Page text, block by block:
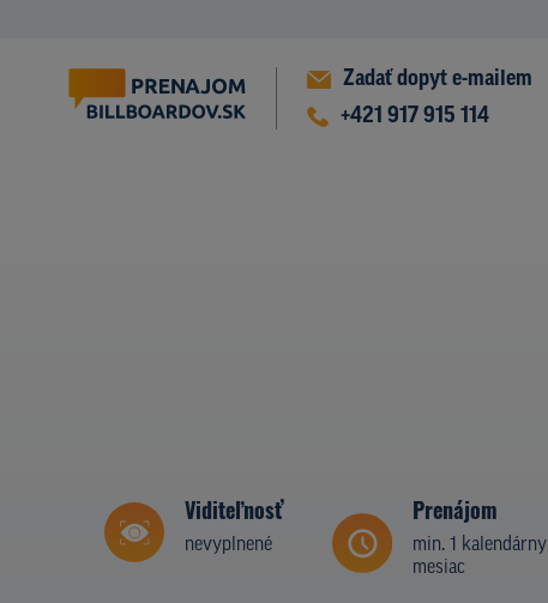
Zadať dopyt e-mailem
+421 917 915 114
Viditeľnosť
nevyplnené
Prenájom
min. 1 kalendárny
mesiac